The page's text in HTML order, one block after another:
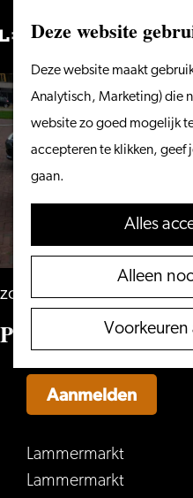
Deze website
Deze website maakt
Analytisch, Marketing) die
website zo goed mogelijk
accepteren te klikken, geef
gaan.
Alles
Alleen
Voorkeuren
Ga
naar
de
homepage
zondag 30 augustus
Pride Leiden, Gay
Lammermarkt
Lammermarkt
Aanmelden